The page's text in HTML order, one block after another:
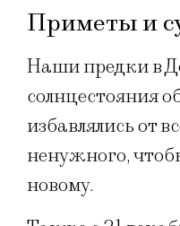
Приметы и
Наши предки в
солнцестояния
избавлялись от
ненужного,
новому.